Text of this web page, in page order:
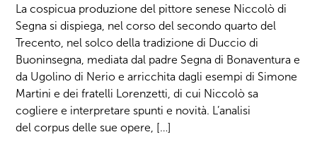
La cospicua produzione del pittore senese Niccolò di
Segna si dispiega, nel corso del secondo quarto del
Trecento, nel solco della tradizione di Duccio di
Buoninsegna, mediata dal padre Segna di Bonaventura e
da Ugolino di Nerio e arricchita dagli esempi di Simone
Martini e dei fratelli Lorenzetti, di cui Niccolò sa
cogliere e interpretare spunti e novità. L’analisi
del corpus delle sue opere, […]